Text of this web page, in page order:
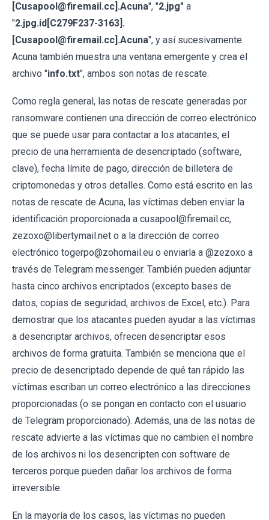
[Cusapool@firemail.cc].Acuna", "2.jpg" a
"2.jpg.id[C279F237-3163].
[Cusapool@firemail.cc].Acuna", y así sucesivamente.
Acuna también muestra una ventana emergente y crea el
archivo "info.txt", ambos son notas de rescate.
Como regla general, las notas de rescate generadas por
ransomware contienen una dirección de correo electrónico
que se puede usar para contactar a los atacantes, el
precio de una herramienta de desencriptado (software,
clave), fecha límite de pago, dirección de billetera de
criptomonedas y otros detalles. Como está escrito en las
notas de rescate de Acuna, las víctimas deben enviar la
identificación proporcionada a cusapool@firemail.cc,
zezoxo@libertymail.net o a la dirección de correo
electrónico togerpo@zohomail.eu o enviarla a @zezoxo a
través de Telegram messenger. También pueden adjuntar
hasta cinco archivos encriptados (excepto bases de
datos, copias de seguridad, archivos de Excel, etc.). Para
demostrar que los atacantes pueden ayudar a las víctimas
a desencriptar archivos, ofrecen desencriptar esos
archivos de forma gratuita. También se menciona que el
precio de desencriptado depende de qué tan rápido las
víctimas escriban un correo electrónico a las direcciones
proporcionadas (o se pongan en contacto con el usuario
de Telegram proporcionado). Además, una de las notas de
rescate advierte a las víctimas que no cambien el nombre
de los archivos ni los desencripten con software de
terceros porque pueden dañar los archivos de forma
irreversible.
En la mayoría de los casos, las víctimas no pueden